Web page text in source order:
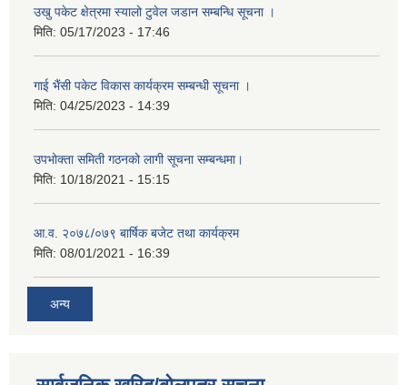
उखु पकेट क्षेत्रमा स्यालो टुवेल जडान सम्बन्धि सूचना ।
मिति: 05/17/2023 - 17:46
गाई भैंसी पकेट विकास कार्यक्रम सम्बन्धी सूचना ।
मिति: 04/25/2023 - 14:39
उपभोक्ता समिती गठनको लागी सूचना सम्बन्धमा।
मिति: 10/18/2021 - 15:15
आ.व. २०७८/०७९ बार्षिक बजेट तथा कार्यक्रम
मिति: 08/01/2021 - 16:39
अन्य